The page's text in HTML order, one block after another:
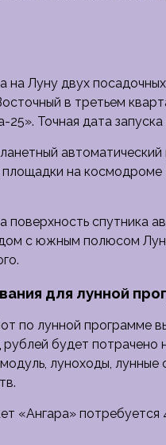
Луну двух
в третьем
Точная дата
площадки на
поверхность спутника
с южным полюсом
для лунной
по лунной программе
будет потрачено
луноходы,
«Ангара» потребуется